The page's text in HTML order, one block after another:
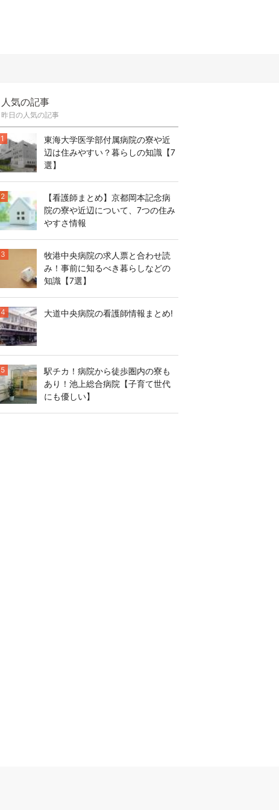
人気の記事
昨日の人気の記事
東海大学医学部付属病院の寮や近
辺は住みやすい？暮らしの知識【7
選】
1
【看護師まとめ】京都岡本記念病
院の寮や近辺について、7つの住み
やすさ情報
2
牧港中央病院の求人票と合わせ読
み！事前に知るべき暮らしなどの
知識【7選】
3
大道中央病院の看護師情報まとめ!
4
駅チカ！病院から徒歩圏内の寮も
あり！池上総合病院【子育て世代
にも優しい】
5